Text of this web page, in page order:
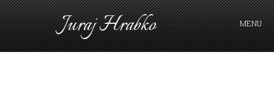
Juraj Hrabko MENU
FAKTY A ARGUMENTY PRIHLÁSIŤ SA